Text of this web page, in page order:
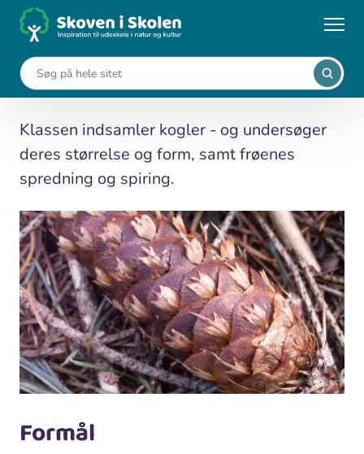
... Undervisningsforløb Regn med grankogler
Regn med grankogler
Klassen indsamler kogler - og undersøger
deres størrelse og form, samt frøenes
spredning og spiring.
Formål